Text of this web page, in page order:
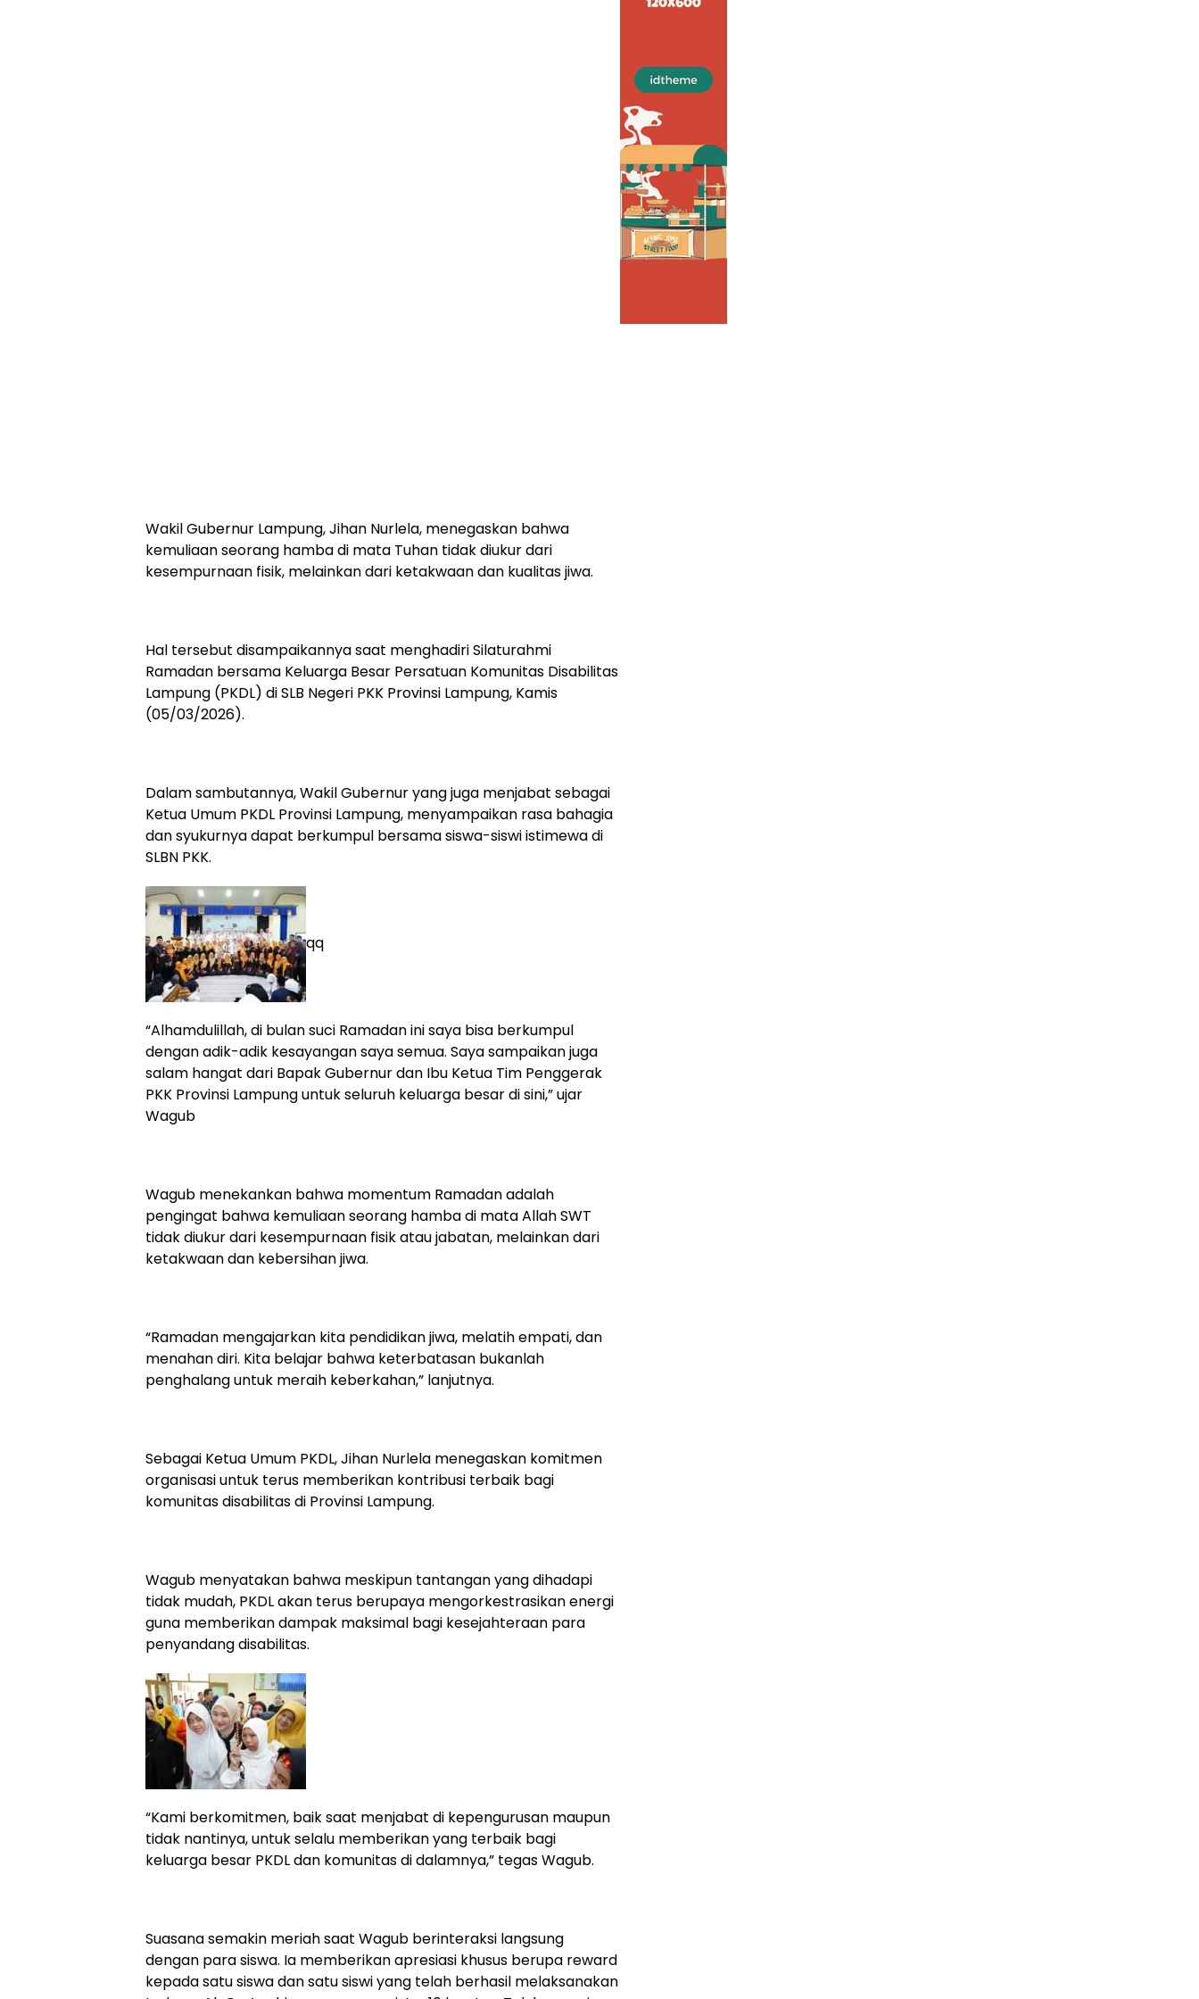
Wakil Gubernur Lampung, Jihan Nurlela, menegaskan bahwa
kemuliaan seorang hamba di mata Tuhan tidak diukur dari
kesempurnaan fisik, melainkan dari ketakwaan dan kualitas jiwa.
Hal tersebut disampaikannya saat menghadiri Silaturahmi
Ramadan bersama Keluarga Besar Persatuan Komunitas Disabilitas
Lampung (PKDL) di SLB Negeri PKK Provinsi Lampung, Kamis
(05/03/2026).
Dalam sambutannya, Wakil Gubernur yang juga menjabat sebagai
Ketua Umum PKDL Provinsi Lampung, menyampaikan rasa bahagia
dan syukurnya dapat berkumpul bersama siswa-siswi istimewa di
SLBN PKK.
qq
“Alhamdulillah, di bulan suci Ramadan ini saya bisa berkumpul
dengan adik-adik kesayangan saya semua. Saya sampaikan juga
salam hangat dari Bapak Gubernur dan Ibu Ketua Tim Penggerak
PKK Provinsi Lampung untuk seluruh keluarga besar di sini,” ujar
Wagub
Wagub menekankan bahwa momentum Ramadan adalah
pengingat bahwa kemuliaan seorang hamba di mata Allah SWT
tidak diukur dari kesempurnaan fisik atau jabatan, melainkan dari
ketakwaan dan kebersihan jiwa.
“Ramadan mengajarkan kita pendidikan jiwa, melatih empati, dan
menahan diri. Kita belajar bahwa keterbatasan bukanlah
penghalang untuk meraih keberkahan,” lanjutnya.
Sebagai Ketua Umum PKDL, Jihan Nurlela menegaskan komitmen
organisasi untuk terus memberikan kontribusi terbaik bagi
komunitas disabilitas di Provinsi Lampung.
Wagub menyatakan bahwa meskipun tantangan yang dihadapi
tidak mudah, PKDL akan terus berupaya mengorkestrasikan energi
guna memberikan dampak maksimal bagi kesejahteraan para
penyandang disabilitas.
“Kami berkomitmen, baik saat menjabat di kepengurusan maupun
tidak nantinya, untuk selalu memberikan yang terbaik bagi
keluarga besar PKDL dan komunitas di dalamnya,” tegas Wagub.
Suasana semakin meriah saat Wagub berinteraksi langsung
dengan para siswa. Ia memberikan apresiasi khusus berupa reward
kepada satu siswa dan satu siswi yang telah berhasil melaksanakan